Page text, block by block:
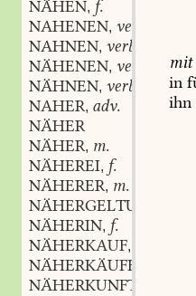
NÄHEN, f.
NAHENEN, verb.
NAHNEN, verb.
NÄHENEN, verb.
NÄHNEN, verb.
NAHER, adv.
NÄHER
NÄHER, m.
NÄHEREI, f.
NÄHERER, m.
NÄHERGELTUNG
NÄHERIN, f.
NÄHERKAUF,
NÄHERKÄUFERIN
NÄHERKUNFT
mit
in
ihn